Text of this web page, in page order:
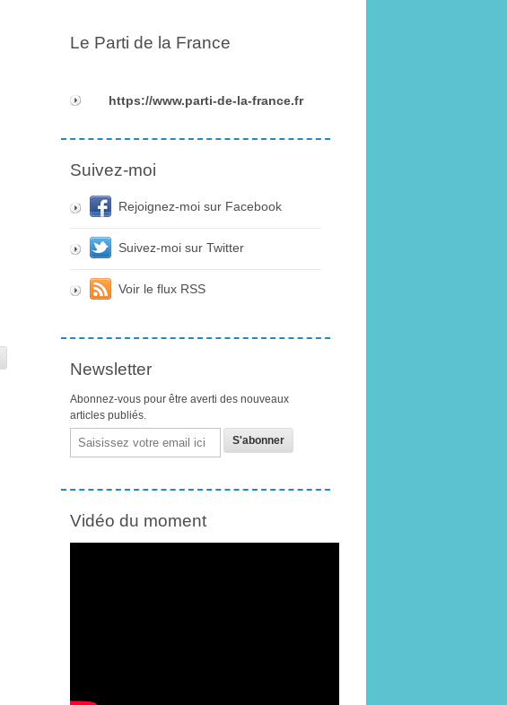
Le Parti de la France
https://www.parti-de-la-france.fr
Suivez-moi
Rejoignez-moi sur Facebook
Suivez-moi sur Twitter
Voir le flux RSS
Newsletter
Abonnez-vous pour être averti des nouveaux
articles publiés.
Email
Vidéo du moment